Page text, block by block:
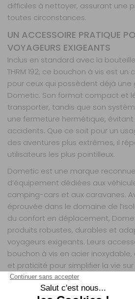
difficiles à nettoyer, assurant une
toutes circonstances.
UN ACCESSOIRE PRATIQUE
VOYAGEURS EXIGEANTS
Inclus en standard avec la
THRM 192, ce bouchon à vis est
pour ceux qui possèdent déjà
Dometic. Son format compact et
transporter, tandis que son
une fermeture hermétique,
accidents. Que ce soit pour un
des aventures plus extrêmes, il
utilisateurs les plus pointilleux.
Dometic est une marque
d’équipement dédiées aux
camping-cars et aux caravanes.
éprouvée dans le domaine de
du confort en déplacement,
produits robustes, durables et
voyageurs exigeants. Leurs
bouchon à vis en acier
et praticité pour simplifier la vie
QUESTIONS FRÉQUENTES